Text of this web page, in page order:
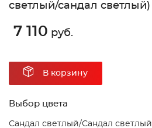
светлый/сандал светлый)
7 110 руб.
В корзину
Выбор цвета
Сандал светлый/Сандал светлый